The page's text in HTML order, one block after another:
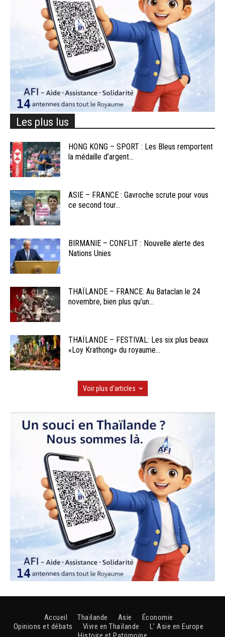
Les plus lus
HONG KONG – SPORT : Les Bleus remportent
la médaille d’argent...
ASIE – FRANCE : Gavroche scrute pour vous
ce second tour...
BIRMANIE – CONFLIT : Nouvelle alerte des
Nations Unies
THAÏLANDE – FRANCE: Au Bataclan le 24
novembre, bien plus qu’un...
THAÏLANDE – FESTIVAL: Les six plus beaux
«Loy Krathong» du royaume...
Voir plus d'articles
Accueil Thaïlande Asie
Économie
Opinions et débats
Vivre en Thaïlande
L’ Asie en Europe